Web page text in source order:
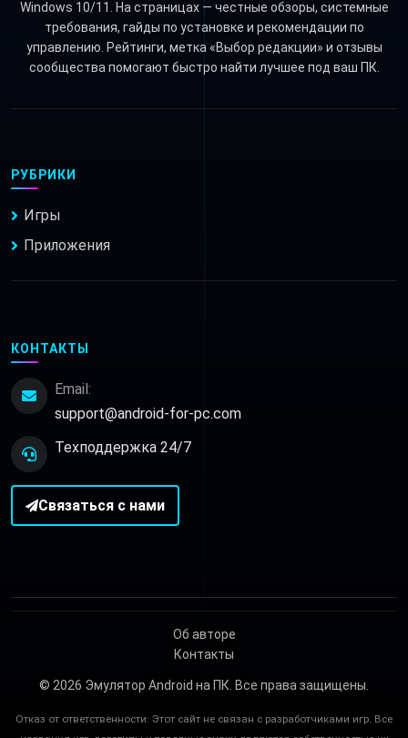
Windows 10/11. На страницах — честные обзоры, системные
требования, гайды по установке и рекомендации по
управлению. Рейтинги, метка «Выбор редакции» и отзывы
сообщества помогают быстро найти лучшее под ваш ПК.
РУБРИКИ
Игры
Приложения
КОНТАКТЫ
Email:
support@android-for-pc.com
Техподдержка 24/7
Связаться с нами
Об авторе
Контакты
© 2026 Эмулятор Android на ПК. Все права защищены.
Отказ от ответственности: Этот сайт не связан с разработчиками игр. Все